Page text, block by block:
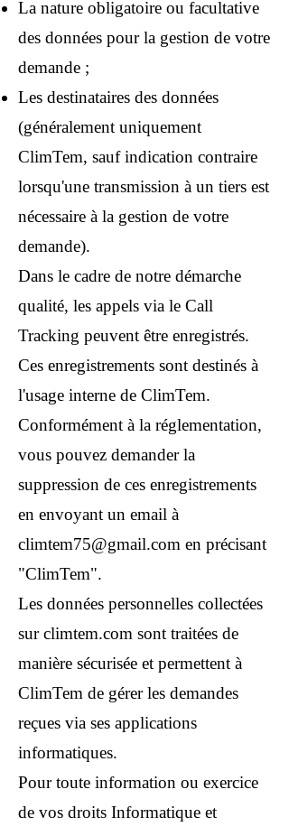
La nature obligatoire ou facultative
des données pour la gestion de votre
demande ;
Les destinataires des données
(généralement uniquement
ClimTem, sauf indication contraire
lorsqu'une transmission à un tiers est
nécessaire à la gestion de votre
demande).
Dans le cadre de notre démarche
qualité, les appels via le Call
Tracking peuvent être enregistrés.
Ces enregistrements sont destinés à
l'usage interne de ClimTem.
Conformément à la réglementation,
vous pouvez demander la
suppression de ces enregistrements
en envoyant un email à
climtem75@gmail.com en précisant
"ClimTem".
Les données personnelles collectées
sur climtem.com sont traitées de
manière sécurisée et permettent à
ClimTem de gérer les demandes
reçues via ses applications
informatiques.
Pour toute information ou exercice
de vos droits Informatique et